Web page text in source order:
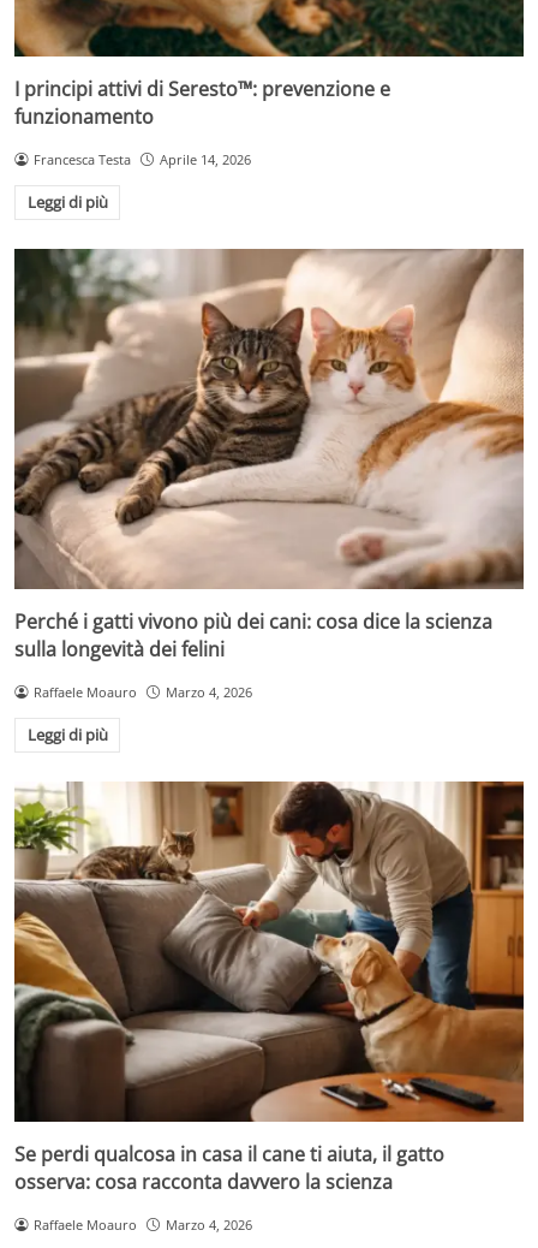
I principi attivi di Seresto™: prevenzione e
funzionamento
Francesca Testa Aprile 14, 2026
Leggi di più
Perché i gatti vivono più dei cani: cosa dice la scienza
sulla longevità dei felini
Raffaele Moauro Marzo 4, 2026
Leggi di più
Se perdi qualcosa in casa il cane ti aiuta, il gatto
osserva: cosa racconta davvero la scienza
Raffaele Moauro Marzo 4, 2026